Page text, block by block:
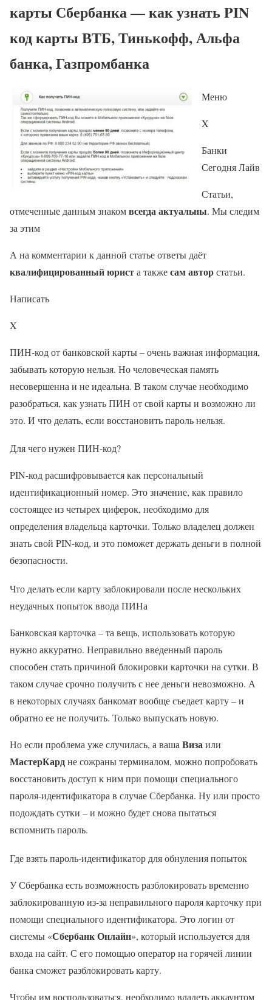
карты Сбербанка — как узнать PIN
код карты ВТБ, Тинькофф, Альфа
банка, Газпромбанка
Меню
X
Банки
Сегодня Лайв
Статьи,
отмеченные данным знакомвсегда актуальны. Мы следим
за этим
А на комментарии к данной статье ответы даёт
квалифицированный юриста такжесам авторстатьи.
Написать
X
ПИН-код от банковской карты – очень важная информация,
забывать которую нельзя. Но человеческая память
несовершенна и не идеальна. В таком случае необходимо
разобраться, как узнать ПИН от свой карты и возможно ли
это. И что делать, если восстановить пароль нельзя.
Для чего нужен ПИН-код?
PIN-код расшифровывается как персональный
идентификационный номер. Это значение, как правило
состоящее из четырех циферок, необходимо для
определения владельца карточки. Только владелец должен
знать свой PIN-код, и это поможет держать деньги в полной
безопасности.
Что делать если карту заблокировали после нескольких
неудачных попыток ввода ПИНа
Банковская карточка – та вещь, использовать которую
нужно аккуратно. Неправильно введенный пароль
способен стать причиной блокировки карточки на сутки. В
таком случае срочно получить с нее деньги невозможно. А
в некоторых случаях банкомат вообще съедает карту – и
обратно ее не получить. Только выпускать новую.
Но если проблема уже случилась, а ваша Визаили
МастерКардне сожраны терминалом, можно попробовать
восстановить доступ к ним при помощи специального
пароля-идентификатора в случае Сбербанка. Ну или просто
подождать сутки – и можно будет снова пытаться
вспомнить пароль.
Где взять пароль-идентификатор для обнуления попыток
У Сбербанка есть возможность разблокировать временно
заблокированную из-за неправильного пароля карточку при
помощи специального идентификатора. Это логин от
системы «Сбербанк Онлайн», который используется для
входа на сайт. С его помощью оператор на горячей линии
банка сможет разблокировать карту.
Чтобы им воспользоваться, необходимо владеть аккаунтом